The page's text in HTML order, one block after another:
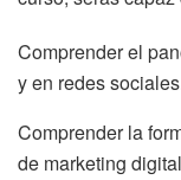
Comprender el
y en redes
Comprender la
de marketing